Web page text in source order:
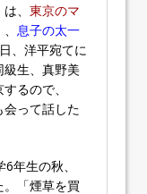
は、 東京のマ
、 息子の太一
、洋平宛てに
生、真野美
るので、
会って話した
年生の秋、
。「煙草を買